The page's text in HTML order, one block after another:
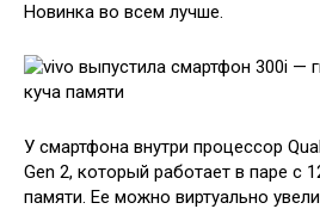
Новинка во всем лучше.
У смартфона внутри процессор
Gen 2, который работает в паре с
памяти. Ее можно виртуально